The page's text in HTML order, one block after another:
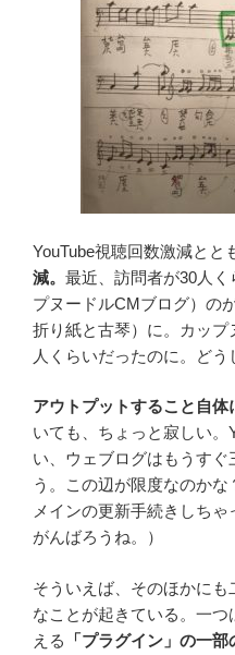
YouTube視聴回数激減とと
減。 最近、訪問者が30人
プヌードルCMブログ）の
折り紙と古琴）に。カッ
人くらいだったのに。どう
アウトプットすること自体
いても、ちょっと寂しい。
い、ウェブログはもうす
う。この辺が限度なのか
メインの更新手続きしち
がんばろうね。）
そういえば、そのほかに
なことが起きている。一
える
「プラグイン」の一